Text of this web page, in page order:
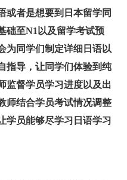
或者是想要到日本留学同
础至N1以及留学考试预
为同学们制定详细日语以
指导，让同学们体验到纯
监督学员学习进度以及出
师结合学员考试情况调整
学员能够尽学习日语学习